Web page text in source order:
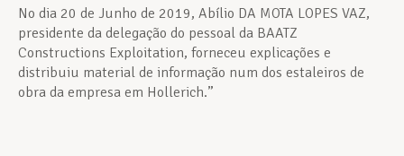
No dia 20 de Junho de 2019, Abílio DA MOTA LOPES VAZ,
presidente da delegação do pessoal da BAATZ
Constructions Exploitation, forneceu explicações e
distribuiu material de informação num dos estaleiros de
obra da empresa em Hollerich.”